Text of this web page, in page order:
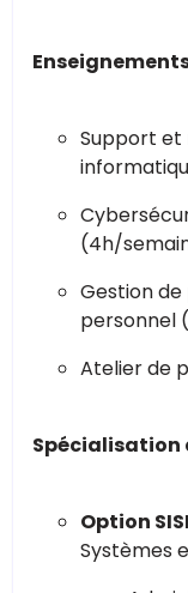
Support et
(4h/
Gestion
personnel
Atelier de
Spécialisation
Option
Systèmes